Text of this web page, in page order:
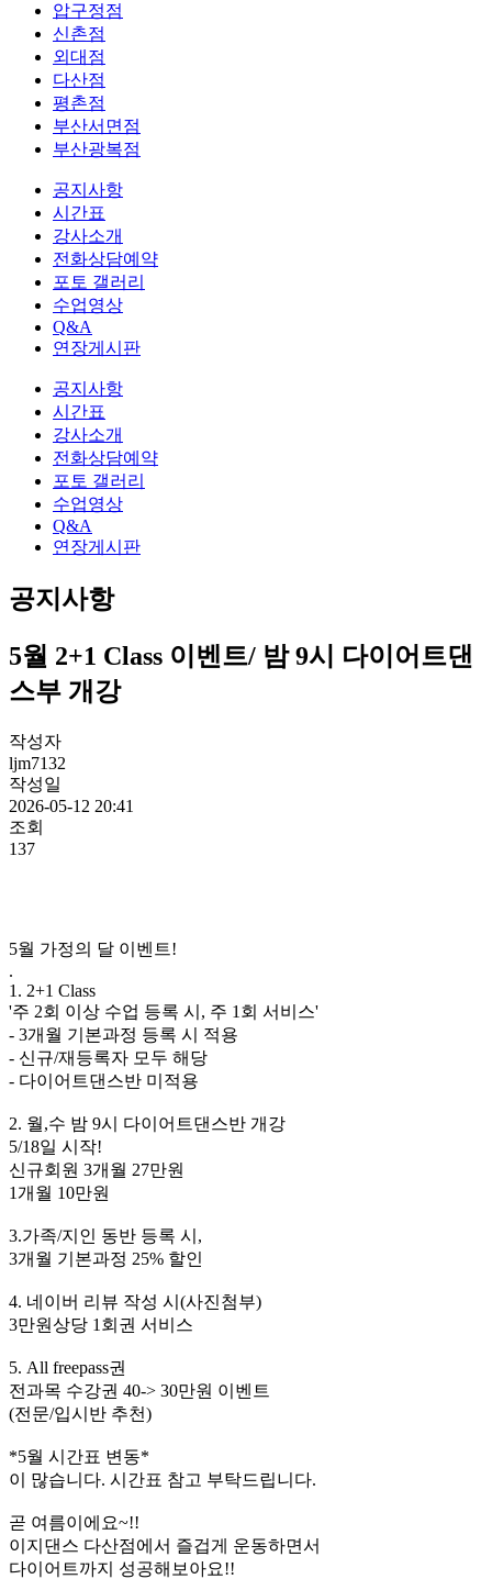
압구정점
신촌점
외대점
다산점
평촌점
부산서면점
부산광복점
공지사항
시간표
강사소개
전화상담예약
포토 갤러리
수업영상
Q&A
연장게시판
공지사항
시간표
강사소개
전화상담예약
포토 갤러리
수업영상
Q&A
연장게시판
공지사항
5월 2+1 Class 이벤트/ 밤 9시 다이어트댄
스부 개강
작성자
ljm7132
작성일
2026-05-12 20:41
조회
137
5월 가정의 달 이벤트!
.
1. 2+1 Class
'주 2회 이상 수업 등록 시, 주 1회 서비스'
- 3개월 기본과정 등록 시 적용
- 신규/재등록자 모두 해당
- 다이어트댄스반 미적용
2. 월,수 밤 9시 다이어트댄스반 개강
5/18일 시작!
신규회원 3개월 27만원
1개월 10만원
3.가족/지인 동반 등록 시,
3개월 기본과정 25% 할인
4. 네이버 리뷰 작성 시(사진첨부)
3만원상당 1회권 서비스
5. All freepass권
전과목 수강권 40-> 30만원 이벤트
(전문/입시반 추천)
*5월 시간표 변동*
이 많습니다. 시간표 참고 부탁드립니다.
곧 여름이에요~!!
이지댄스 다산점에서 즐겁게 운동하면서
다이어트까지 성공해보아요!!